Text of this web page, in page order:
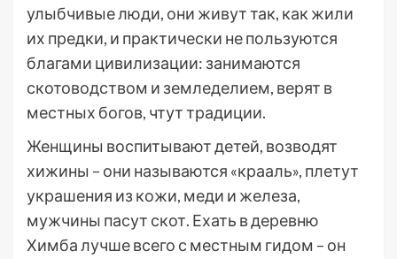
улыбчивые люди, они живут так, как жили
их предки, и практически не пользуются
благами цивилизации: занимаются
скотоводством и земледелием, верят в
местных богов, чтут традиции.
Женщины воспитывают детей, возводят
хижины – они называются «крааль», плетут
украшения из кожи, меди и железа,
мужчины пасут скот. Ехать в деревню
Химба лучше всего с местным гидом – он